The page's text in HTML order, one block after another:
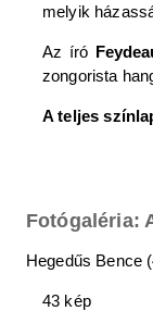
melyik
Az író
zongorista
A teljes
Fotógaléria:
Hegedűs Bence
43 kép